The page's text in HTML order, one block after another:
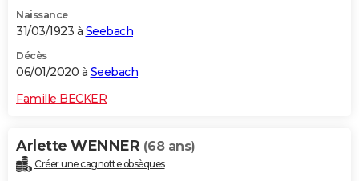
Naissance
31/03/1923 à Seebach
Décès
06/01/2020 à Seebach
Famille BECKER
Arlette WENNER (68 ans)
Créer une cagnotte obsèques